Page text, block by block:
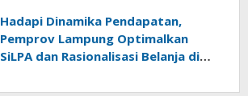
Hadapi Dinamika Pendapatan,
Pemprov Lampung Optimalkan
SiLPA dan Rasionalisasi Belanja di